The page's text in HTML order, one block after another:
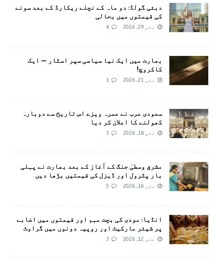
دبئی گولڈ: دو ماہ کے نچلے ریکارڈ کے بعد سونے
کی قیمتوں میں بحالی
مئی 29, 2026 4
بھارت میں ایک نیا سیاسی سپر اسٹار — ایک
کاکروچ!
مئی 21, 2026 1
سعودی عرب نے عمرہ ویزے اس تاریخ سے دوبارہ
کھولنے کا اعلان کر دیا
مئی 18, 2026 3
مشرق وسطیٰ جنگ کے آغاز کے بعد بھارت نے پہلی
بار پٹرول اور ڈیزل کی قیمتیں بڑھا دیں
مئی 16, 2026 5
انڈیا: مودی کی بچت مہم اور قیمتوں میں اضابے
پر شیئر مارکیٹ اور روپیہ دونوں میں گراوٹ
مئی 12, 2026 3